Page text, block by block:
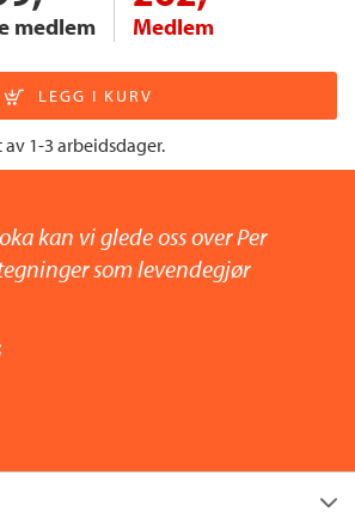
medlem Medlem
1-3 arbeidsdager.
kan vi glede oss over Per
som levendegjør